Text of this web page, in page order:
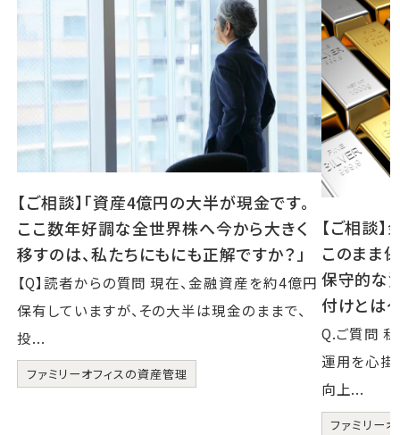
【ご相談】「資産4億円の大半が現金です。
ここ数年好調な全世界株へ今から大きく
移すのは、私たちにもにも正解ですか？」
【Q】読者からの質問 現在、金融資産を約4億円
保有していますが、その大半は現金のままで、
投...
ファミリーオフィスの資産管理
【ご相談
このまま
保守的な
付けとは
Q.ご質問
運用を心掛
向上...
ファミリー